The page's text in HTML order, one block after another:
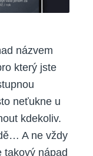
názvem
který jste
neťukne u
kdekoliv.
A ne vždy
takový nápad